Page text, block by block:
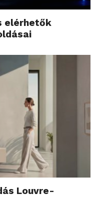
elérhetők
Louvre-